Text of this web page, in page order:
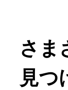
さま
見つ